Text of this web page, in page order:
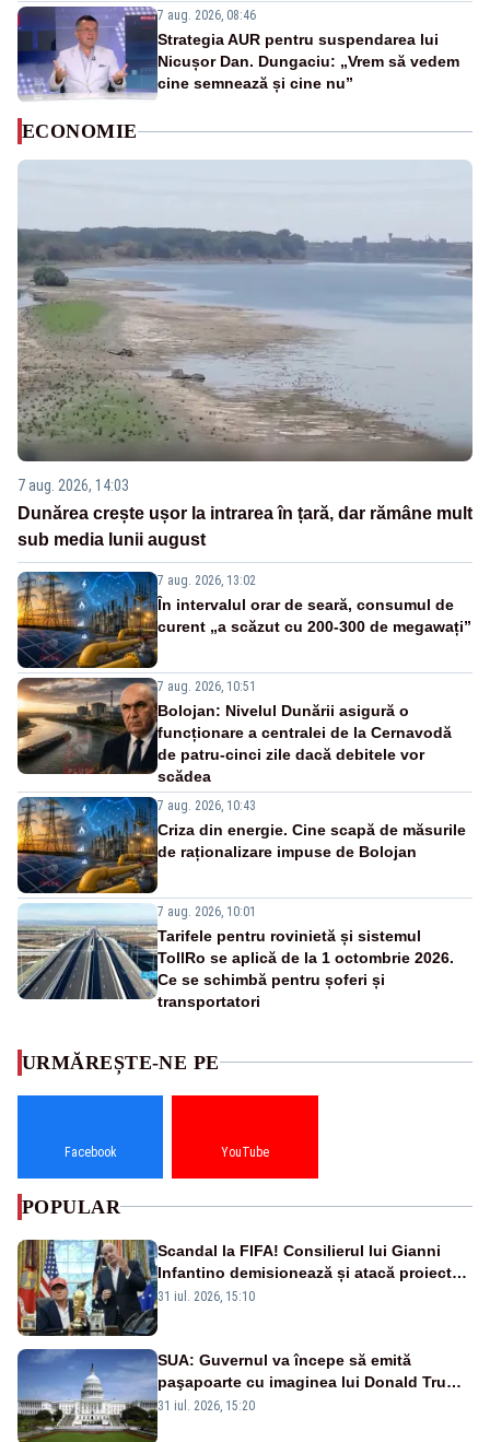
7 aug. 2026, 08:46
Strategia AUR pentru suspendarea lui
Nicușor Dan. Dungaciu: „Vrem să vedem
cine semnează și cine nu”
ECONOMIE
7 aug. 2026, 14:03
Dunărea crește ușor la intrarea în țară, dar rămâne mult
sub media lunii august
7 aug. 2026, 13:02
În intervalul orar de seară, consumul de
curent „a scăzut cu 200-300 de megawați”
7 aug. 2026, 10:51
Bolojan: Nivelul Dunării asigură o
funcționare a centralei de la Cernavodă
de patru-cinci zile dacă debitele vor
scădea
7 aug. 2026, 10:43
Criza din energie. Cine scapă de măsurile
de raționalizare impuse de Bolojan
7 aug. 2026, 10:01
Tarifele pentru rovinietă și sistemul
TollRo se aplică de la 1 octombrie 2026.
Ce se schimbă pentru șoferi și
transportatori
URMĂREȘTE-NE PE
Facebook YouTube
POPULAR
Scandal la FIFA! Consilierul lui Gianni
Infantino demisionează și atacă proiectul
privind investitorii străini
31 iul. 2026, 15:10
SUA: Guvernul va începe să emită
paşapoarte cu imaginea lui Donald Trump
începând cu 8 august
31 iul. 2026, 15:20